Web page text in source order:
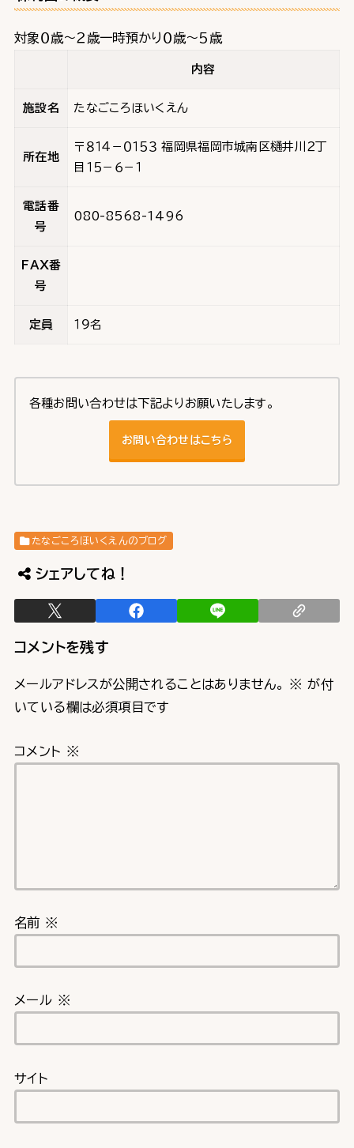
対象０歳～２歳一時預かり０歳～５歳
内容
施設名 たなごころほいくえん
所在地
〒８１４－０１５３ 福岡県福岡市城南区樋井川２丁
目１５－６－１
電話番
号
080-8568-1496
FAX番
号
定員 １９名
各種お問い合わせは下記よりお願いたします。
お問い合わせはこちら
たなごころほいくえんのブログ
シェアしてね！
コメントを残す
メールアドレスが公開されることはありません。 ※ が付
いている欄は必須項目です
コメント ※
名前 ※
メール ※
サイト